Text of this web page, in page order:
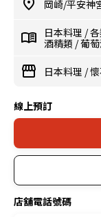
岡崎/平安神
日本料理 /
酒精類 /葡
日本料理 /
線上預訂
店舖電話號碼